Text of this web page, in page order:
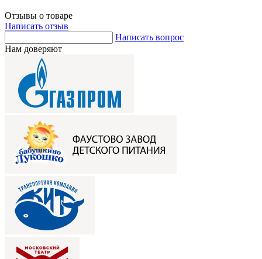
Отзывы о товаре
Написать отзыв
Написать вопрос
Нам доверяют